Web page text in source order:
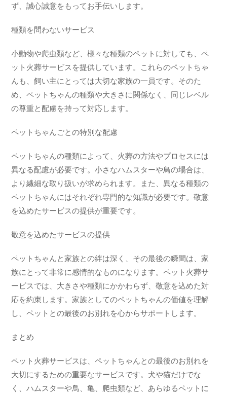
ず、誠心誠意をもってお手伝いします。
種類を問わないサービス
小動物や爬虫類など、様々な種類のペットに対しても、ペ
ット火葬サービスを提供しています。これらのペットちゃ
んも、飼い主にとっては大切な家族の一員です。そのた
め、ペットちゃんの種類や大きさに関係なく、同じレベル
の尊重と配慮を持って対応します。
ペットちゃんごとの特別な配慮
ペットちゃんの種類によって、火葬の方法やプロセスには
異なる配慮が必要です。小さなハムスターや鳥の場合は、
より繊細な取り扱いが求められます。また、異なる種類の
ペットちゃんにはそれぞれ専門的な知識が必要です。敬意
を込めたサービスの提供が重要です。
敬意を込めたサービスの提供
ペットちゃんと家族との絆は深く、その最後の瞬間は、家
族にとって非常に感情的なものになります。ペット火葬サ
ービスでは、大きさや種類にかかわらず、敬意を込めた対
応を約束します。家族としてのペットちゃんの価値を理解
し、ペットとの最後のお別れを心からサポートします。
まとめ
ペット火葬サービスは、ペットちゃんとの最後のお別れを
大切にするための重要なサービスです。犬や猫だけでな
く、ハムスターや鳥、亀、爬虫類など、あらゆるペットに